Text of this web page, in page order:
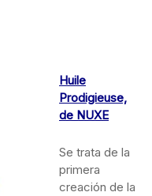
Huile
Prodigieuse,
de NUXE
Se trata de la
primera
creación de la